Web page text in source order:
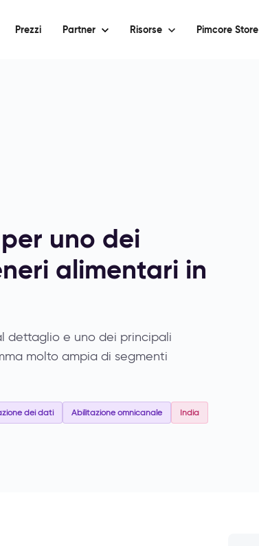
Prezzi Partner Risorse Pimcore Store
uno dei
alimentari in
dettaglio e uno dei principali
molto ampia di segmenti
dei dati Abilitazione omnicanale India